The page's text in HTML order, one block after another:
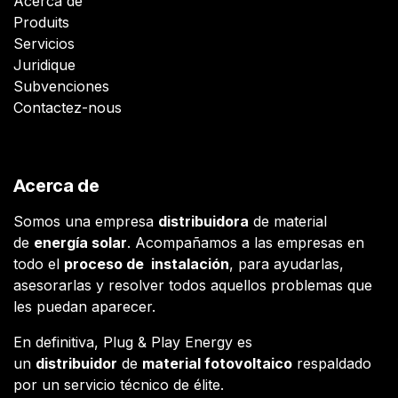
- 25 ans de garantie
- Démarrage rapide via
l'application
Produits
Servicios
Juridique
Subvenciones
Contactez-nous
Acerca de
Somos una empresa distribuidora de material
de energía solar. Acompañamos a las empresas en
todo el proceso de instalación, para ayudarlas,
asesorarlas y resolver todos aquellos problemas que
les puedan aparecer.
En definitiva, Plug & Play Energy es
un distribuidor de material fotovoltaico respaldado
por un servicio técnico de élite.